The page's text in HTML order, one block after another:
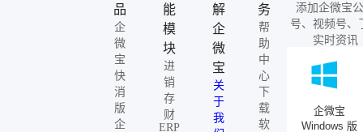
品
企
微
宝
快
消
版
企
能
模
块
进
销
存
财
ERP
解
企
微
宝
关
于
我
务
帮
助
中
心
下
载
软
添加企微宝
号、视频号、
实时资讯
企微宝
Windows 版